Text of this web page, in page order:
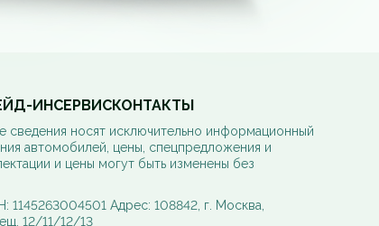
ИНСЕРВИСКОНТАКТЫ
сведения носят исключительно информационный
автомобилей, цены, спецпредложения и
и цены могут быть изменены без
Адрес: 108842, г. Москва,
12/11/12/13